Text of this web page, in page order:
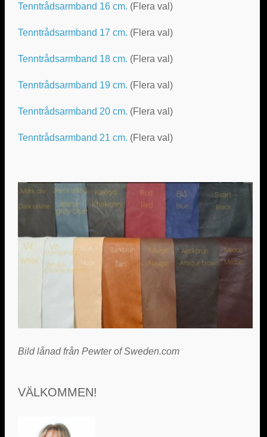
Tenntrådsarmband 16 cm. (Flera val)
Tenntrådsarmband 17 cm. (Flera val)
Tenntrådsarmband 18 cm. (Flera val)
Tenntrådsarmband 19 cm. (Flera val)
Tenntrådsarmband 20 cm. (Flera val)
Tenntrådsarmband 21 cm. (Flera val)
Bild lånad från Pewter of Sweden.com
VÄLKOMMEN!